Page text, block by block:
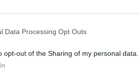
Data Processing Opt Outs
opt-out of the Sharing of my personal data.
část z ní by mohla sloužit novému
odpad, nyní bude teplárna více
spalovnami v okolí.
mělo ročně spálit 50.000 tun
a dalších odpadů vhodných k
referendu však lidé projekt za 2,1